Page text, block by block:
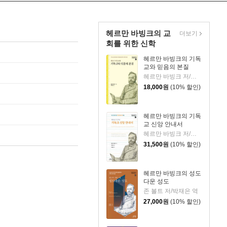
헤르만 바빙크의 교
회를 위한 신학
헤르만 바빙크의 기독
교와 믿음의 본질
헤르만 바빙크 저/이동영 역
18,000원 (10% 할인)
헤르만 바빙크의 기독
교 신앙 안내서
헤르만 바빙크 저/박하림 역/이상웅 감수
31,500원 (10% 할인)
헤르만 바빙크의 성도
다운 성도
존 볼트 저/박재은 역
27,000원 (10% 할인)
더보기